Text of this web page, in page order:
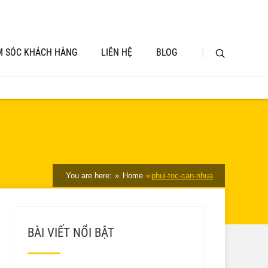
SÓC KHÁCH HÀNG LIÊN HỆ BLOG
You are here: Home phui-toc-can-nhua
BÀI VIẾT NỔI BẬT